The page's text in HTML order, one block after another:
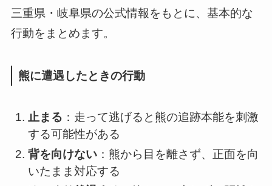
三重県・岐阜県の公式情報をもとに、基本的な
行動をまとめます。
熊に遭遇したときの行動
止まる ：走って逃げると熊の追跡本能を刺激
する可能性がある
背を向けない ：熊から目を離さず、正面を向
いたまま対応する